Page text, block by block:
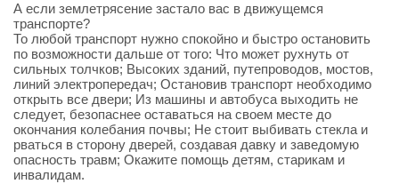
А если землетрясение застало вас в движущемся
транспорте?
То любой транспорт нужно спокойно и быстро остановить
по возможности дальше от того: Что может рухнуть от
сильных толчков; Высоких зданий, путепроводов, мостов,
линий электропередач; Остановив транспорт необходимо
открыть все двери; Из машины и автобуса выходить не
следует, безопаснее оставаться на своем месте до
окончания колебания почвы; Не стоит выбивать стекла и
рваться в сторону дверей, создавая давку и заведомую
опасность травм; Окажите помощь детям, старикам и
инвалидам.